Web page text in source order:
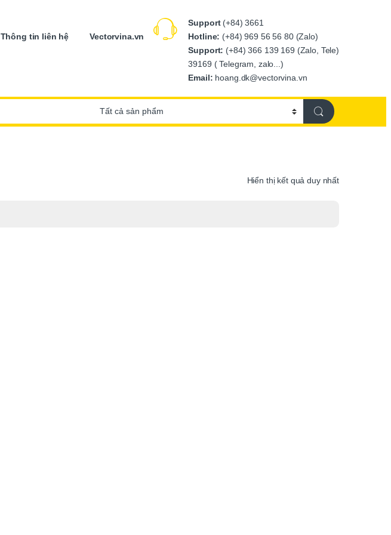
Thông tin liên hệ Vectorvina.vn
Support(+84) 3661
Hotline: (+84) 969 56 56 80 (Zalo)
Support: (+84) 366 139 169 (Zalo, Tele)
39169 ( Telegram, zalo...)
Email: hoang.dk@vectorvina.vn
Hiển thị kết quả duy nhất